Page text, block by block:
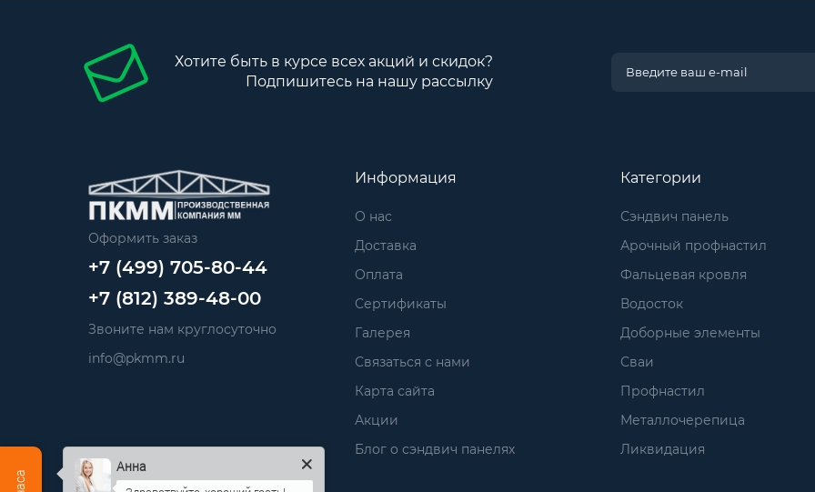
Хотите быть в курсе всех акций и скидок?
Подпишитесь на нашу рассылку
Оформить заказ
+7 (499) 705-80-44
+7 (812) 389-48-00
Звоните нам круглосуточно
info@pkmm.ru
Информация
О нас
Доставка
Оплата
Сертификаты
Галерея
Связаться с нами
Карта сайта
Акции
Блог о сэндвич панелях
Категории
Сэндвич панель
Арочный профнастил
Фальцевая кровля
Водосток
Доборные элементы
Сваи
Профнастил
Металлочерепица
Ликвидация
Анна